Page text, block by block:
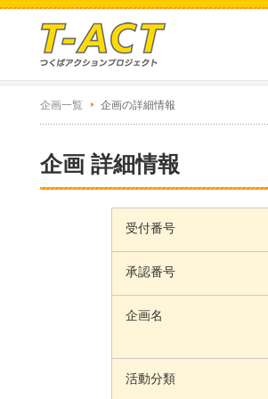
企画一覧 企画の詳細情報
企画 詳細情報
受付番号
承認番号
企画名
活動分類